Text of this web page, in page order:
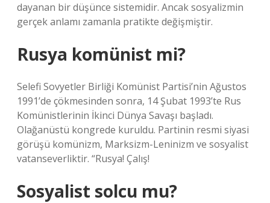
dayanan bir düşünce sistemidir. Ancak sosyalizmin
gerçek anlamı zamanla pratikte değişmiştir.
Rusya komünist mi?
Selefi Sovyetler Birliği Komünist Partisi’nin Ağustos
1991’de çökmesinden sonra, 14 Şubat 1993’te Rus
Komünistlerinin İkinci Dünya Savaşı başladı.
Olağanüstü kongrede kuruldu. Partinin resmi siyasi
görüşü komünizm, Marksizm-Leninizm ve sosyalist
vatanseverliktir. “Rusya! Çalış!
Sosyalist solcu mu?